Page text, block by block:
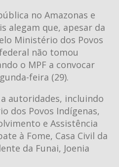
no Amazonas e
alegam que, apesar da
Ministério dos Povos
não tomou
o MPF a convocar
feira (29).
autoridades, incluindo
dos Povos Indígenas,
e Assistência
à Fome, Casa Civil da
da Funai, Joenia